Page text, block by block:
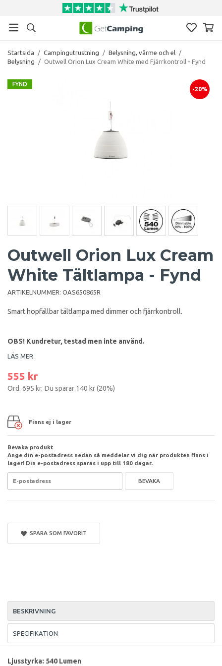
Startsida / Campingutrustning / Belysning, värme och el /
Belysning
/ Outwell Orion Lux Cream White med Fjärrkontroll - Fynd
FYND
-20%
Outwell Orion Lux Cream
White Tältlampa - Fynd
ARTIKELNUMMER: OAS650865R
Smart hopfällbar tältlampa med dimmer och fjärrkontroll.
OBS! Kundretur, testad men inte använd.
LÄS MER
555 kr
Ord. 695 kr. Du sparar 140 kr(20%)
Finns ej i lager
Bevaka produkt
Ange din e-postadress nedan så meddelar vi dig när produkten finns i
lager! Din e-postadress sparas i upp till 180 dagar.
BEVAKA
SPARA SOM FAVORIT
BESKRIVNING
SPECIFIKATION
Ljusstyrka: 540 Lumen